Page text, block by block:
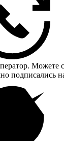
Можете
подписались